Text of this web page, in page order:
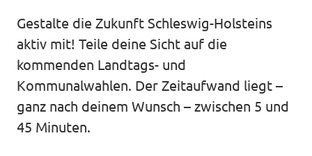
Unsere Events
Mache bei Volt mit!
Gestalte die Zukunft Schleswig-Holsteins
aktiv mit! Teile deine Sicht auf die
kommenden Landtags- und
Kommunalwahlen. Der Zeitaufwand liegt –
ganz nach deinem Wunsch – zwischen 5 und
45 Minuten.